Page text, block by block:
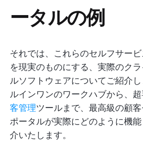
ータルの例
それでは、これらのセルフサー
を現実のものにする、実際のク
ルソフトウェアについてご紹介
ルインワンのワークハブから、
客管理ツールまで、最高級の顧
ポータルが実際にどのように機
介いたします。